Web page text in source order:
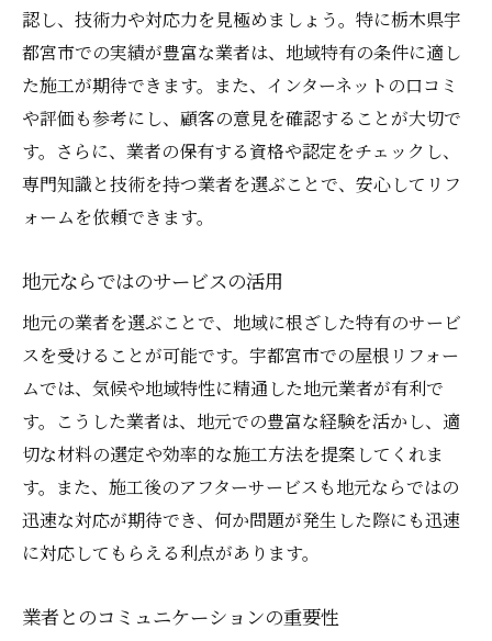
認し、技術力や対応力を見極めましょう。特に栃木県宇
都宮市での実績が豊富な業者は、地域特有の条件に適し
た施工が期待できます。また、インターネットの口コミ
や評価も参考にし、顧客の意見を確認することが大切で
す。さらに、業者の保有する資格や認定をチェックし、
専門知識と技術を持つ業者を選ぶことで、安心してリフ
ォームを依頼できます。
地元ならではのサービスの活用
地元の業者を選ぶことで、地域に根ざした特有のサービ
スを受けることが可能です。宇都宮市での屋根リフォー
ムでは、気候や地域特性に精通した地元業者が有利で
す。こうした業者は、地元での豊富な経験を活かし、適
切な材料の選定や効率的な施工方法を提案してくれま
す。また、施工後のアフターサービスも地元ならではの
迅速な対応が期待でき、何か問題が発生した際にも迅速
に対応してもらえる利点があります。
業者とのコミュニケーションの重要性